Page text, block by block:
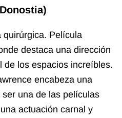
quirúrgica. Película
destaca una dirección
de los espacios increíbles.
encabeza una
una de las películas
actuación carnal y